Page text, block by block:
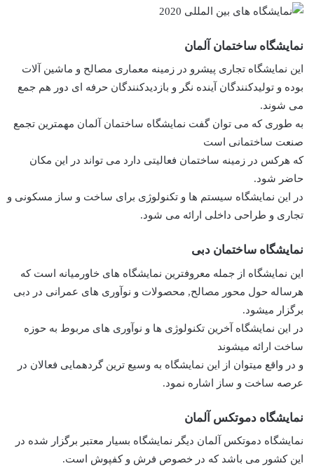
نمایشگاه ساختمان آلمان
این نمایشگاه تجاری پیشرو در زمینه معماری مصالح و ماشین آلات
بوده و تولیدکنندگان آینده نگر و بازدیدکنندگان حرفه ای دور هم جمع
می شوند.
به طوری که می ‌توان گفت نمایشگاه ساختمان آلمان مهمترین تجمع
صنعت ساختمانی است
که هرکس در زمینه ساختمان فعالیتی دارد می تواند در این مکان
حاضر شود‌.
در این نمایشگاه سیستم ها و تکنولوژی برای ساخت و ساز مسکونی و
تجاری و طراحی داخلی ارائه می شود.
نمایشگاه ساختمان دبی
این نمایشگاه از جمله معروفترین نمایشگاه های خاورمیانه است که
هرساله حول محور مصالح, محصولات و نوآوری های عمرانی در دبی
برگزار میشود.
در این نمایشگاه آخرین تکنولوژی ها و نوآوری های مربوط به حوزه
ساخت ارائه میشوند
و در واقع میتوان از این نمایشگاه به وسیع ترین گردهمایی فعالان در
عرصه ساخت و ساز اشاره نمود.
نمایشگاه دموتکس آلمان
نمایشگاه دموتکس آلمان دیگر نمایشگاه بسیار معتبر برگزار شده در
این کشور می باشد که در خصوص فرش و کفپوش است.